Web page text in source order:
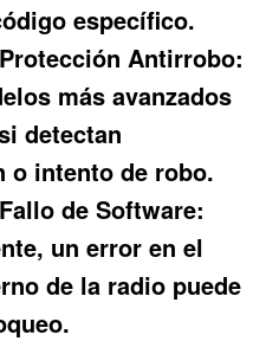
específico.
Antirrobo:
más avanzados
detectan
o intento de robo.
de Software:
un error en el
de la radio puede